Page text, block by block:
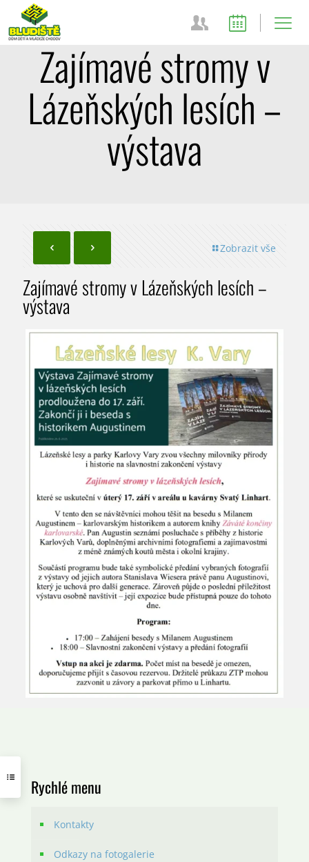
Zajímavé stromy v
Lázeňských lesích –
výstava
Zobrazit vše
Zajímavé stromy v Lázeňských lesích –
výstava
Rychlé menu
Kontakty
Odkazy na fotogalerie